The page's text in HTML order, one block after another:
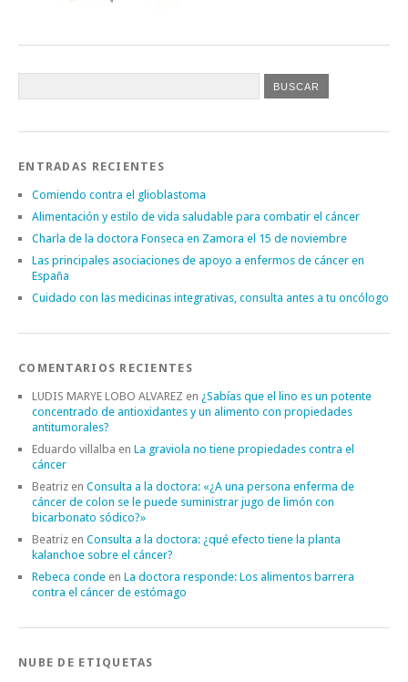
ENTRADAS RECIENTES
Comiendo contra el glioblastoma
Alimentación y estilo de vida saludable para combatir el cáncer
Charla de la doctora Fonseca en Zamora el 15 de noviembre
Las principales asociaciones de apoyo a enfermos de cáncer en
España
Cuidado con las medicinas integrativas, consulta antes a tu oncólogo
COMENTARIOS RECIENTES
LUDIS MARYE LOBO ALVAREZ en ¿Sabías que el lino es un potente
concentrado de antioxidantes y un alimento con propiedades
antitumorales?
Eduardo villalba en La graviola no tiene propiedades contra el
cáncer
Beatriz en Consulta a la doctora: «¿A una persona enferma de
cáncer de colon se le puede suministrar jugo de limón con
bicarbonato sódico?»
Beatriz en Consulta a la doctora: ¿qué efecto tiene la planta
kalanchoe sobre el cáncer?
Rebeca conde en La doctora responde: Los alimentos barrera
contra el cáncer de estómago
NUBE DE ETIQUETAS